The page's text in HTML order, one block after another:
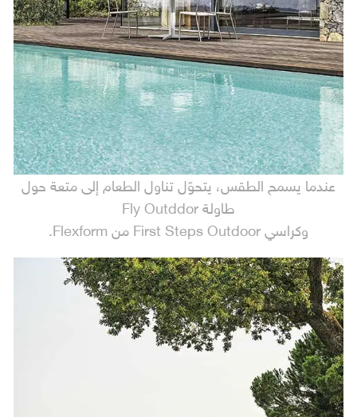
عندما يسمح الطقس، يتحوّل تناول الطعام إلى متعة حول
طاولة Fly Outddor
وكراسي First Steps Outdoor من Flexform.